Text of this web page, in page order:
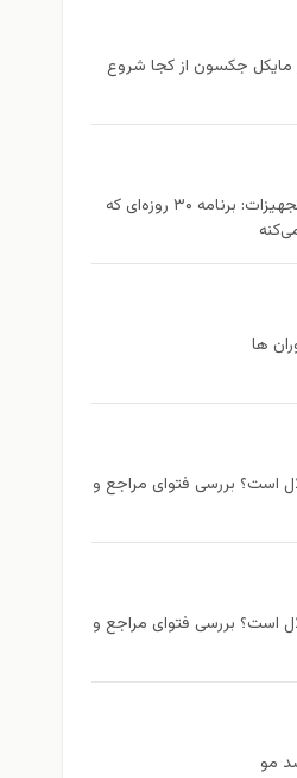
مایکل جکسون از كجا شروع
تمرین در خانه بدون تجهیزات: برنامه ۳۰ روزه‌ای که
است؟ بررسی فتوای مراجع و
است؟ بررسی فتوای مراجع و
مو